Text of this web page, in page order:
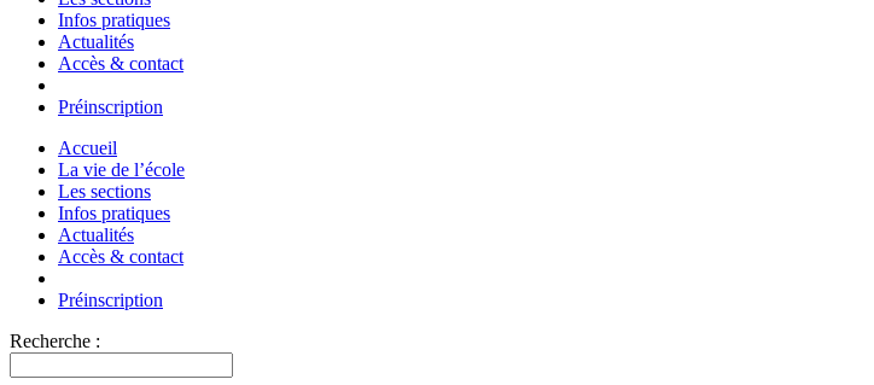
Infos pratiques
Actualités
Accès & contact
Préinscription
Accueil
La vie de l’école
Les sections
Infos pratiques
Actualités
Accès & contact
Préinscription
Recherche :